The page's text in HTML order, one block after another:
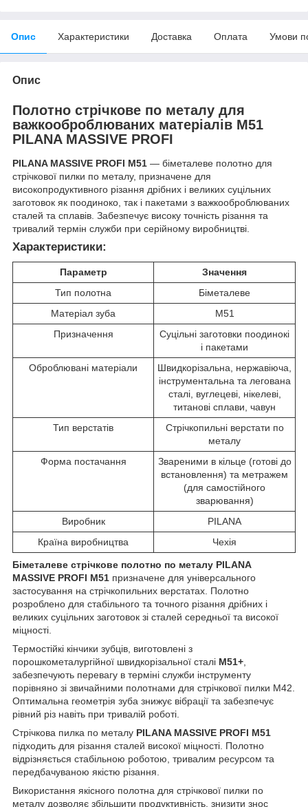
Опис Характеристики Доставка Оплата Умови
Опис
Полотно стрічкове по металу для
важкооброблюваних матеріалів М51
PILANA MASSIVE PROFI
PILANA MASSIVE PROFI М51 — біметалеве полотно для
стрічкової пилки по металу, призначене для
високопродуктивного різання дрібних і великих суцільних
заготовок як поодиноко, так і пакетами з важкооброблюваних
сталей та сплавів. Забезпечує високу точність різання та
тривалий термін служби при серійному виробництві.
Характеристики:
Параметр
Значення
Тип полотна
Біметалеве
Матеріал зуба
M51
Призначення
Суцільні заготовки поодинокі
і пакетами
Оброблювані матеріали
Швидкорізальна, нержавіюча,
інструментальна та легована
сталі, вуглецеві, нікелеві,
титанові сплави, чавун
Тип верстатів
Стрічкопильні верстати по
металу
Форма постачання
Звареними в кільце (готові до
встановлення) та метражем
(для самостійного
зварювання)
Виробник
PILANA
Країна виробництва
Чехія
Біметалеве стрічкове полотно по металу PILANA
MASSIVE PROFI М51 призначене для універсального
застосування на стрічкопильних верстатах. Полотно
розроблено для стабільного та точного різання дрібних і
великих суцільних заготовок зі сталей середньої та високої
міцності.
Термостійкі кінчики зубців, виготовлені з
порошкометалургійної швидкорізальної сталі М51+,
забезпечують перевагу в терміні служби інструменту
порівняно зі звичайними полотнами для стрічкової пилки М42.
Оптимальна геометрія зуба знижує вібрації та забезпечує
рівний різ навіть при тривалій роботі.
Стрічкова пилка по металу PILANA MASSIVE PROFI М51
підходить для різання сталей високої міцності. Полотно
відрізняється стабільною роботою, тривалим ресурсом та
передбачуваною якістю різання.
Використання якісного полотна для стрічкової пилки по
металу дозволяє збільшити продуктивність, знизити знос